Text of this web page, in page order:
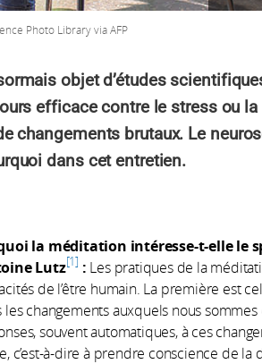
Photo Library via AFP
objet d’études
efficace contre le stress ou
changements brutaux. Le
dans cet entretien.
la méditation intéresse-t-elle le
Lutz 1 : Les pratiques de la
de l’être humain. La première est
les changements auxquels nous
souvent automatiques, à ces
c’est-à-dire à prendre conscience de